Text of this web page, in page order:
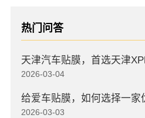
热门问答
2026-03-04
给爱车贴膜，如何选择一家
2026-03-03